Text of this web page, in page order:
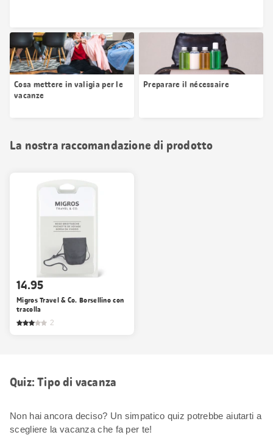
Cosa mettere in valigia per le
vacanze
Preparare il nécessaire
La nostra raccomandazione di prodotto
14.95
Migros Travel & Co. Borsellino con
tracolla
2
Quiz: Tipo di vacanza
Non hai ancora deciso? Un simpatico quiz potrebbe aiutarti a
scegliere la vacanza che fa per te!